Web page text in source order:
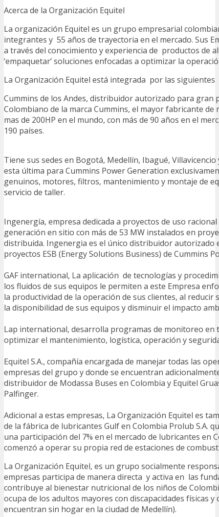
Acerca de la Organización Equitel
La organización Equitel es un grupo empresarial
integrantes y 55 años de trayectoria en el mercado. Sus
a través del conocimiento y experiencia de productos de
‘empaquetar’ soluciones enfocadas a optimizar la
La Organización Equitel está integrada por las siguientes
Cummins de los Andes, distribuidor autorizado para
Colombiano de la marca Cummins, el mayor fabricante de
mas de 200HP en el mundo, con más de 90 años en el
190 países.
Tiene sus sedes en Bogotá, Medellín, Ibagué,
esta última para Cummins Power Generation
genuinos, motores, filtros, mantenimiento y montaje de
servicio de taller.
Ingenergía, empresa dedicada a proyectos de uso
generación en sitio con más de 53 MW instalados en
distribuida. Ingenergia es el único distribuidor autorizado
proyectos ESB (Energy Solutions Business) de Cummins
GAF international, La aplicación de tecnologías y
los fluidos de sus equipos le permiten a este Empresa
la productividad de la operación de sus clientes, al reducir
la disponibilidad de sus equipos y disminuir el impacto
Lap international, desarrolla programas de monitoreo en
optimizar el mantenimiento, logística, operación y
Equitel S.A., compañía encargada de manejar todas las
empresas del grupo y donde se encuentran
distribuidor de Modassa Buses en Colombia y Equitel
Palfinger.
Adicional a estas empresas, La Organización Equitel es
de la fábrica de lubricantes Gulf en Colombia Prolub S.A.
una participación del 7% en el mercado de lubricantes en
comenzó a operar su propia red de estaciones de
La Organización Equitel, es un grupo socialmente
empresas participa de manera directa y activa en las
contribuye al bienestar nutricional de los niños de
ocupa de los adultos mayores con discapacidades físicas y
encuentran sin hogar en la ciudad de Medellín).